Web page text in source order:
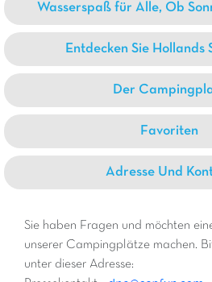
Wasserspaß für Alle, Ob
Entdecken Sie Hollands
Der
Favoriten
Adresse Und
Sie haben Fragen und möchten
unserer Campingplätze machen.
unter dieser Adresse: